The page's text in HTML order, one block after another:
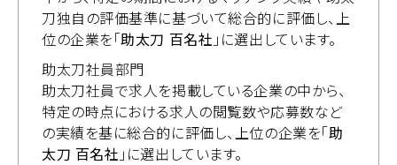
刀独自の評価基準に基づいて総合的に評価し、上
位の企業を「助太刀 百名社 」に選出しています。
助太刀社員部門
助太刀社員で求人を掲載している企業の中から、
特定の時点における求人の閲覧数や応募数など
の実績を基に総合的に評価し、上位の企業を「助
太刀 百名社 」に選出しています。